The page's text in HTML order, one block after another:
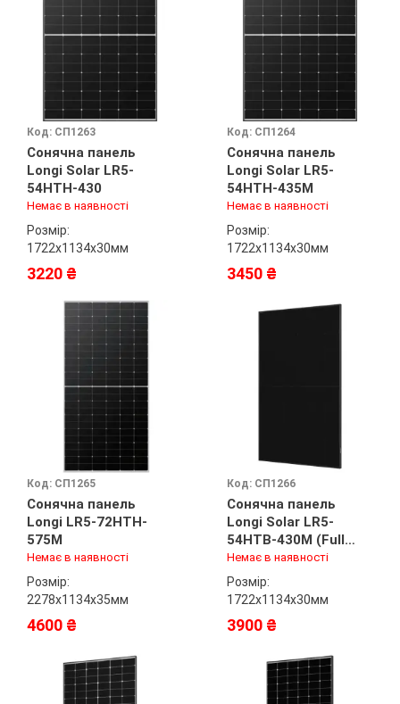
Код: СП1263
Сонячна панель
Longi Solar LR5-
54HTH-430
Немає в наявності
Розмір:
1722х1134х30мм
3220 ₴
Код: СП1264
Сонячна панель
Longi Solar LR5-
54HTH-435M
Немає в наявності
Розмір:
1722х1134х30мм
3450 ₴
Код: СП1265
Сонячна панель
Longi LR5-72HTH-
575M
Немає в наявності
Розмір:
2278х1134х35мм
4600 ₴
Код: СП1266
Сонячна панель
Longi Solar LR5-
54HTВ-430M (Full
black)
Немає в наявності
Розмір:
1722х1134х30мм
3900 ₴